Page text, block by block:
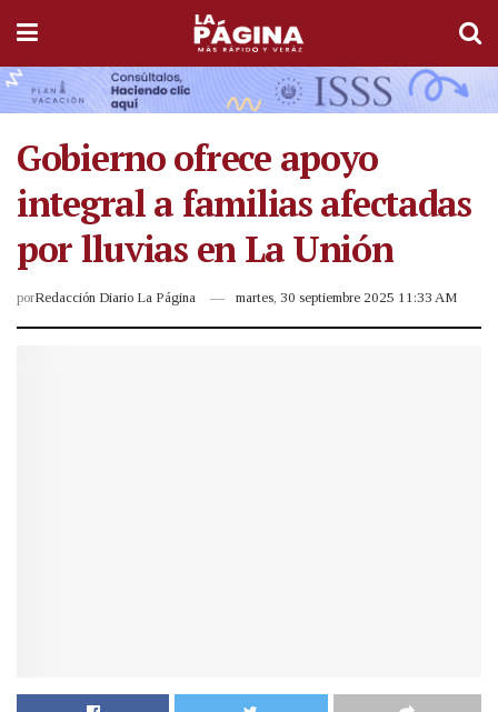
Gobierno ofrece apoyo
integral a familias afectadas
por lluvias en La Unión
porRedacción Diario La Página martes, 30 septiembre 2025 11:33 AM